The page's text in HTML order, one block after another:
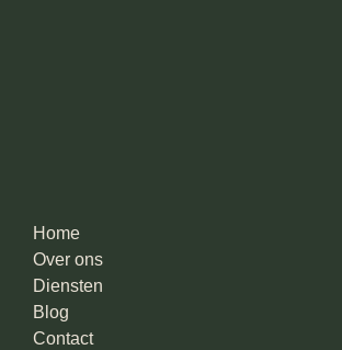
Home
Over ons
Diensten
Blog
Contact